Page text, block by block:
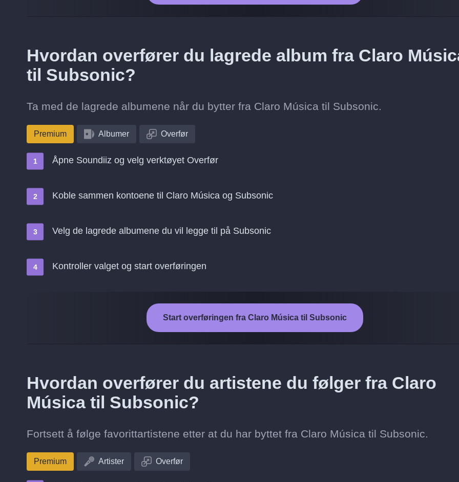
Hvordan overfører du lagrede album fra Claro
til Subsonic?
Ta med de lagrede albumene når du bytter fra Claro Música til Subsonic.
Premium Albumer Overfør
Åpne Soundiiz og velg verktøyet Overfør
Koble sammen kontoene til Claro Música og Subsonic
Velg de lagrede albumene du vil legge til på Subsonic
Kontroller valget og start overføringen
Start overføringen fra Claro Música til Subsonic
Hvordan overfører du artistene du følger fra Claro
Música til Subsonic?
Fortsett å følge favorittartistene etter at du har byttet fra Claro Música til Subsonic.
Premium Artister Overfør